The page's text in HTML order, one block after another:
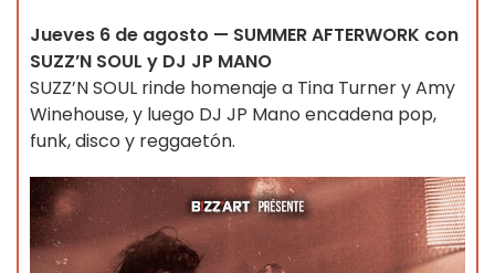
Jueves 6 de agosto — SUMMER AFTERWORK con
SUZZ’N SOUL y DJ JP MANO
SUZZ’N SOUL rinde homenaje a Tina Turner y Amy
Winehouse, y luego DJ JP Mano encadena pop,
funk, disco y reggaetón.